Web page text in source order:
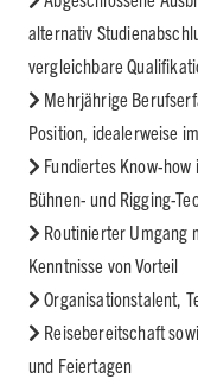
alternativ
vergleichbare
Mehrjährige
Position, idealerweise
Fundiertes Know-
Bühnen- und Rigging-
Routinierter Umgang
Kenntnisse von Vorteil
Organisationstalent,
Reisebereitschaft
und Feiertagen